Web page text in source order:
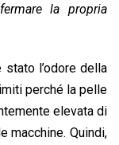
la propria
l’odore della
perché la pelle
elevata di
macchine. Quindi,